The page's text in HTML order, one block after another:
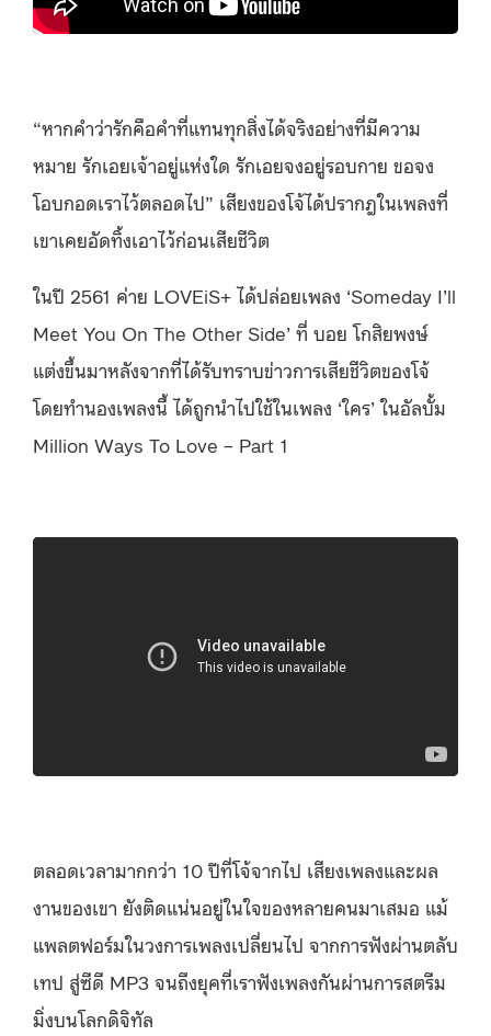
“หากคำว่ารักคือคำที่แทนทุกสิ่งได้จริงอย่างที่มีความ
หมาย รักเอยเจ้าอยู่แห่งใด รักเอยจงอยู่รอบกาย ขอจง
โอบกอดเราไว้ตลอดไป” เสียงของโจ้ได้ปรากฎในเพลงที่
เขาเคยอัดทิ้งเอาไว้ก่อนเสียชีวิต
ในปี 2561 ค่าย LOVEiS+ ได้ปล่อยเพลง ‘Someday I’ll
Meet You On The Other Side’ ที่ บอย โกสิยพงษ์
แต่งขึ้นมาหลังจากที่ได้รับทราบข่าวการเสียชีวิตของโจ้
โดยทำนองเพลงนี้ ได้ถูกนำไปใช้ในเพลง ‘ใคร’ ในอัลบั้ม
Million Ways To Love – Part 1
ตลอดเวลามากกว่า 10 ปีที่โจ้จากไป เสียงเพลงและผล
งานของเขา ยังติดแน่นอยู่ในใจของหลายคนมาเสมอ แม้
แพลตฟอร์มในวงการเพลงเปลี่ยนไป จากการฟังผ่านตลับ
เทป สู่ซีดี MP3 จนถึงยุคที่เราฟังเพลงกันผ่านการสตรีม
มิ่งบนโลกดิจิทัล